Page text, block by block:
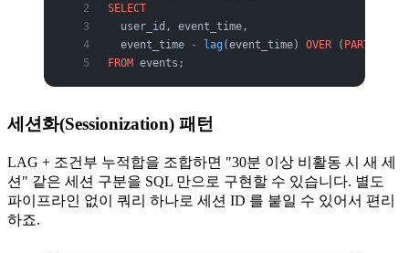
SELECT
  user_id, event_time,
  event_time
- lag (event_time) OVER ( PARTITION
FROM events;
세션화(Sessionization) 패턴
LAG + 조건부 누적합을 조합하면 "30분 이상 비활동 시 새 세
션" 같은 세션 구분을 SQL 만으로 구현할 수 있습니다. 별도
파이프라인 없이 쿼리 하나로 세션 ID 를 붙일 수 있어서 편리
하죠.